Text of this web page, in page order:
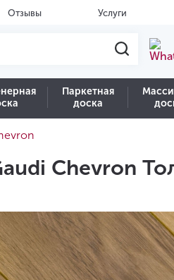
Отзывы Услуги
Паркетная
доска
Chevron